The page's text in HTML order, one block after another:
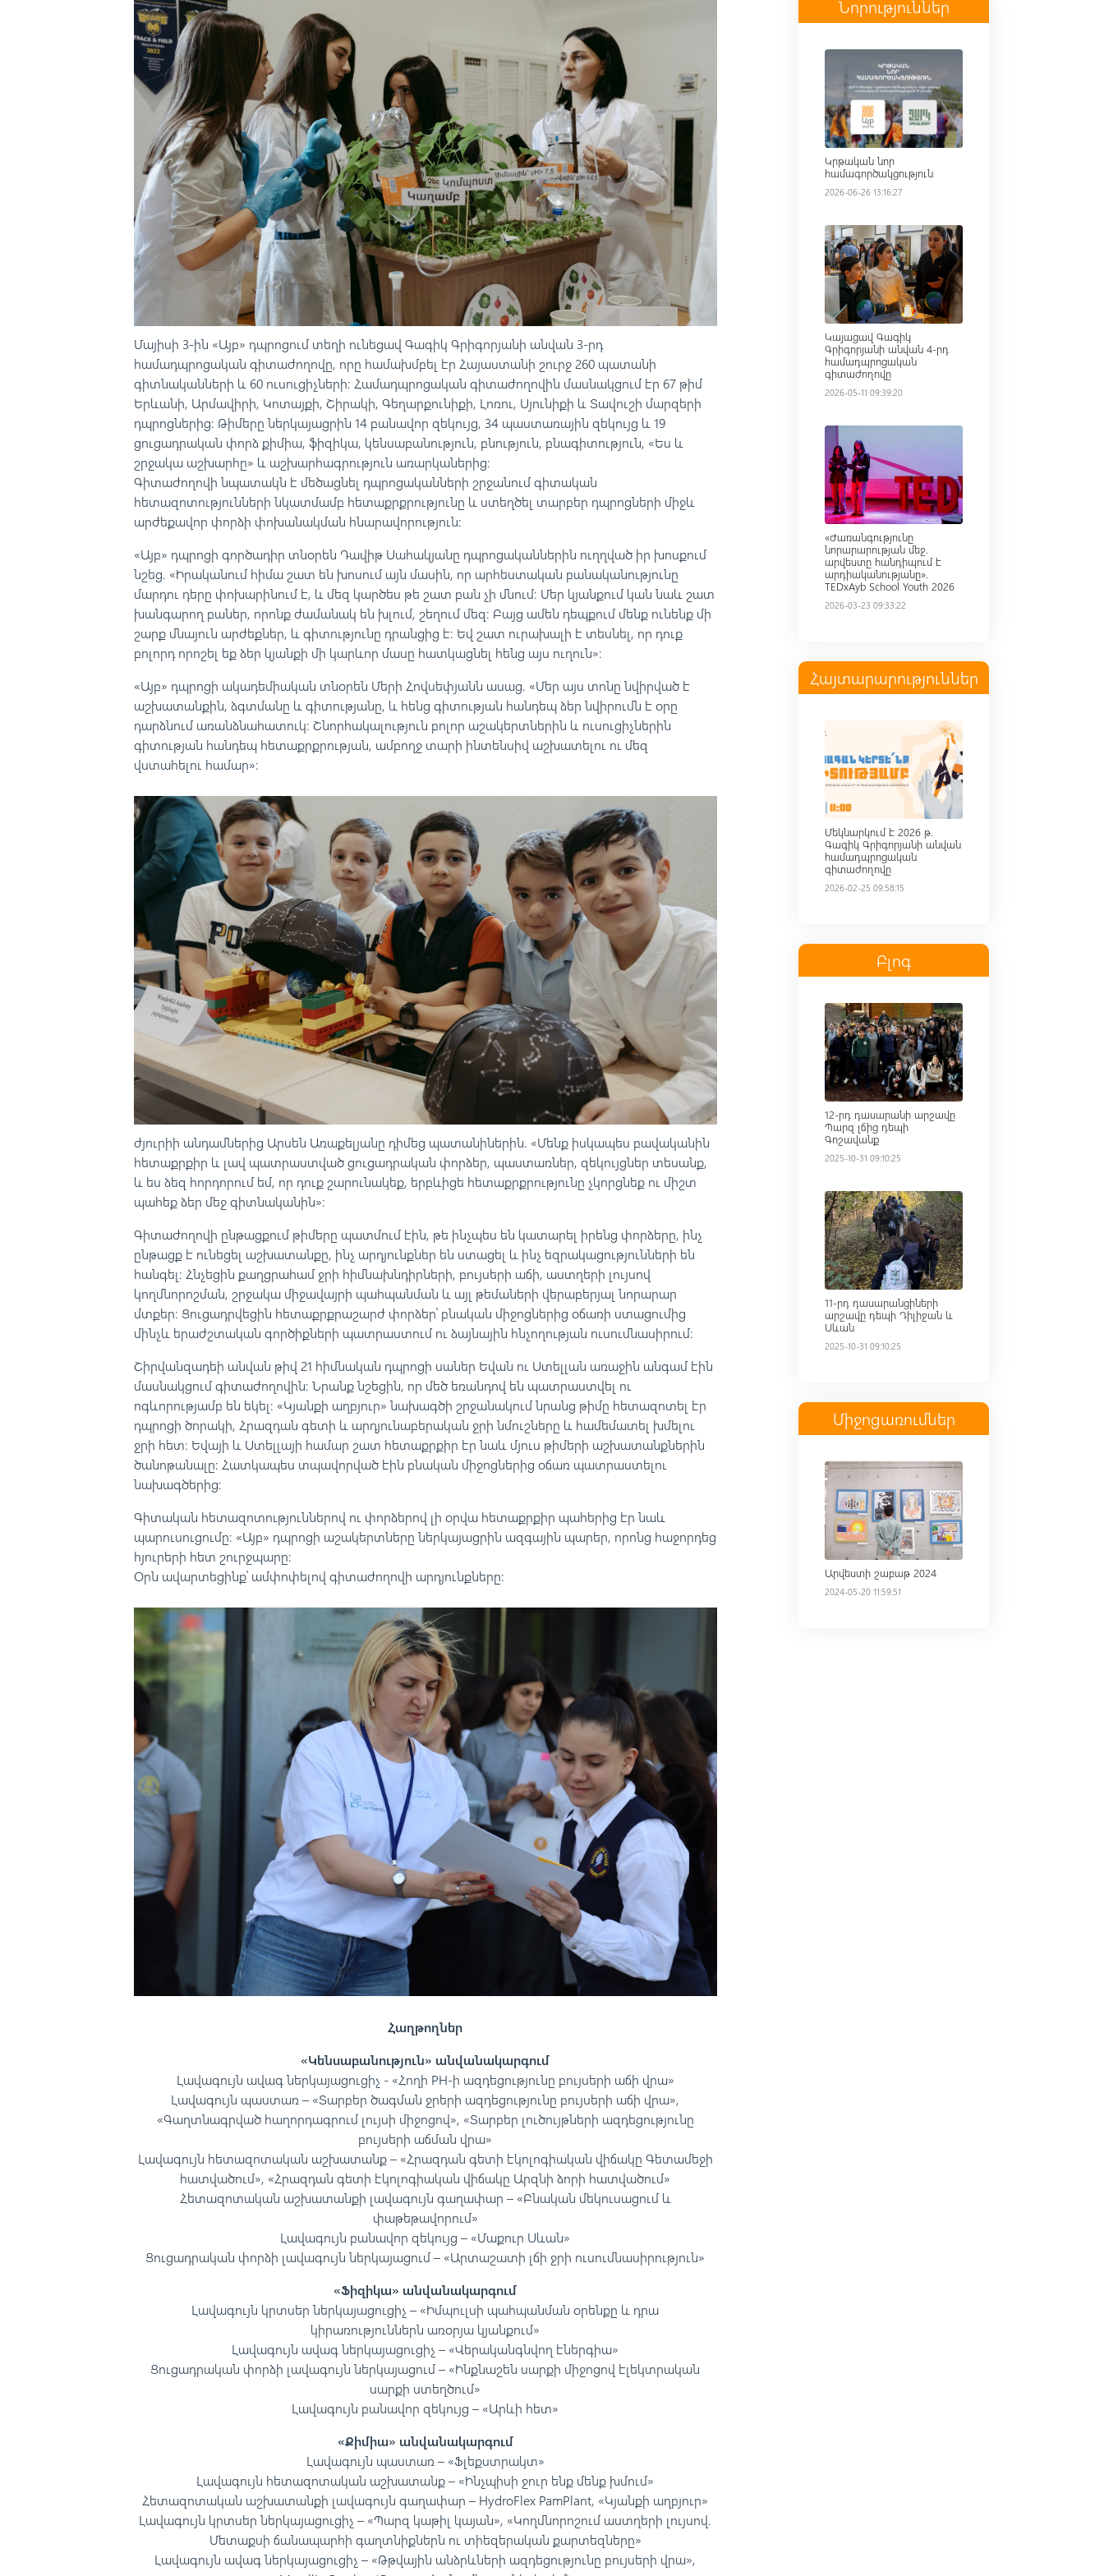
Մայիսի 3-ին «Այբ» դպրոցում տեղի ունեցավ Գագիկ Գրիգորյանի անվան 3-րդ
համադպրոցական գիտաժողովը, որը համախմբել էր Հայաստանի շուրջ 260 պատանի
գիտնականների և 60 ուսուցիչների։ Համադպրոցական գիտաժողովին մասնակցում էր 67 թիմ
Երևանի, Արմավիրի, Կոտայքի, Շիրակի, Գեղարքունիքի, Լոռու, Սյունիքի և Տավուշի մարզերի
դպրոցներից: Թիմերը ներկայացրին 14 բանավոր զեկույց, 34 պաստառային զեկույց և 19
ցուցադրական փորձ քիմիա, ֆիզիկա, կենսաբանություն, բնություն, բնագիտություն, «Ես և
շրջակա աշխարհը» և աշխարհագրություն առարկաներից:
Գիտաժողովի նպատակն է մեծացնել դպրոցականների շրջանում գիտական
հետազոտությունների նկատմամբ հետաքրքրությունը և ստեղծել տարբեր դպրոցների միջև
արժեքավոր փորձի փոխանակման հնարավորություն:
«Այբ» դպրոցի գործադիր տնօրեն Դավիթ Սահակյանը դպրոցականներին ուղղված իր խոսքում
նշեց. «Իրականում հիմա շատ են խոսում այն մասին, որ արհեստական բանականությունը
մարդու դերը փոխարինում է, և մեզ կարծես թե շատ բան չի մնում։ Մեր կյանքում կան նաև շատ
խանգարող բաներ, որոնք ժամանակ են խլում, շեղում մեզ։ Բայց ամեն դեպքում մենք ունենք մի
շարք մնայուն արժեքներ, և գիտությունը դրանցից է։ Եվ շատ ուրախալի է տեսնել, որ դուք
բոլորդ որոշել եք ձեր կյանքի մի կարևոր մասը հատկացնել հենց այս ուղուն»։
«Այբ» դպրոցի ակադեմիական տնօրեն Մերի Հովսեփյանն ասաց. «Մեր այս տոնը նվիրված է
աշխատանքին, ձգտմանը և գիտությանը, և հենց գիտության հանդեպ ձեր նվիրումն է օրը
դարձնում առանձնահատուկ։ Շնորհակալություն բոլոր աշակերտներին և ուսուցիչներին
գիտության հանդեպ հետաքրքրության, ամբողջ տարի ինտենսիվ աշխատելու ու մեզ
վստահելու համար»։
ժյուրիի անդամներից Արսեն Առաքելյանը դիմեց պատանիներին. «Մենք իսկապես բավականին
հետաքրքիր և լավ պատրաստված ցուցադրական փորձեր, պաստառներ, զեկույցներ տեսանք,
և ես ձեզ հորդորում եմ, որ դուք շարունակեք, երբևիցե հետաքրքրությունը չկորցնեք ու միշտ
պահեք ձեր մեջ գիտնականին»։
Գիտաժողովի ընթացքում թիմերը պատմում էին, թե ինչպես են կատարել իրենց փորձերը, ինչ
ընթացք է ունեցել աշխատանքը, ինչ արդյունքներ են ստացել և ինչ եզրակացությունների են
հանգել։ Հնչեցին քաղցրահամ ջրի հիմնախնդիրների, բույսերի աճի, աստղերի լույսով
կողմնորոշման, շրջակա միջավայրի պահպանման և այլ թեմաների վերաբերյալ նորարար
մտքեր։ Ցուցադրվեցին հետաքրքրաշարժ փորձեր՝ բնական միջոցներից օճառի ստացումից
մինչև երաժշտական գործիքների պատրաստում ու ձայնային հնչողության ուսումնասիրում։
Շիրվանզադեի անվան թիվ 21 հիմնական դպրոցի սաներ Եվան ու Ստելլան առաջին անգամ էին
մասնակցում գիտաժողովին։ Նրանք նշեցին, որ մեծ եռանդով են պատրաստվել ու
ոգևորությամբ են եկել։ «Կյանքի աղբյուր» նախագծի շրջանակում նրանց թիմը հետազոտել էր
դպրոցի ծորակի, Հրազդան գետի և արդյունաբերական ջրի նմուշները և համեմատել խմելու
ջրի հետ։ Եվայի և Ստելլայի համար շատ հետաքրքիր էր նաև մյուս թիմերի աշխատանքներին
ծանոթանալը: Հատկապես տպավորված էին բնական միջոցներից օճառ պատրաստելու
նախագծերից։
Գիտական հետազոտություններով ու փորձերով լի օրվա հետաքրքիր պահերից էր նաև
պարուսուցումը։ «Այբ» դպրոցի աշակերտները ներկայացրին ազգային պարեր, որոնց հաջորդեց
հյուրերի հետ շուրջպարը։
Օրն ավարտեցինք՝ ամփոփելով գիտաժողովի արդյունքները:
Հաղթողներ
«Կենսաբանություն» անվանակարգում
Լավագույն ավագ ներկայացուցիչ - «Հողի PH-ի ազդեցությունը բույսերի աճի վրա»
Լավագույն պաստառ – «Տարբեր ծագման ջրերի ազդեցությունը բույսերի աճի վրա»,
«Գաղտնագրված հաղորդագրում լույսի միջոցով», «Տարբեր լուծույթների ազդեցությունը
բույսերի աճման վրա»
Լավագույն հետազոտական աշխատանք – «Հրազդան գետի էկոլոգիական վիճակը Գետամեջի
հատվածում», «Հրազդան գետի էկոլոգիական վիճակը Արզնի ձորի հատվածում»
Հետազոտական աշխատանքի լավագույն գաղափար – «Բնական մեկուսացում և
փաթեթավորում»
Լավագույն բանավոր զեկույց – «Մաքուր Սևան»
Ցուցադրական փորձի լավագույն ներկայացում – «Արտաշատի լճի ջրի ուսումնասիրություն»
«Ֆիզիկա» անվանակարգում
Լավագույն կրտսեր ներկայացուցիչ – «Իմպուլսի պահպանման օրենքը և դրա
կիրառություններն առօրյա կյանքում»
Լավագույն ավագ ներկայացուցիչ – «Վերականգնվող էներգիա»
Ցուցադրական փորձի լավագույն ներկայացում – «Ինքնաշեն սարքի միջոցով էլեկտրական
սարքի ստեղծում»
Լավագույն բանավոր զեկույց – «Արևի հետ»
«Քիմիա» անվանակարգում
Լավագույն պաստառ – «Ֆլեքստրակտ»
Լավագույն հետազոտական աշխատանք – «Ինչպիսի ջուր ենք մենք խմում»
Հետազոտական աշխատանքի լավագույն գաղափար – HydroFlex PamPlant, «Կյանքի աղբյուր»
Լավագույն կրտսեր ներկայացուցիչ – «Պարզ կաթիլ կայան», «Կողմնորոշում աստղերի լույսով.
Մետաքսի ճանապարհի գաղտնիքներն ու տիեզերական քարտեզները»
Լավագույն ավագ ներկայացուցիչ – «Թթվային անձրևների ազդեցությունը բույսերի վրա»,
Նորություններ
Կրթական նոր
համագործակցություն
2026-06-26 13:16:27
Read more
Կայացավ Գագիկ
Գրիգորյանի անվան 4-րդ
համադպրոցական
գիտաժողովը
2026-05-11 09:39:20
Read more
«Ժառանգությունը
նորարարության մեջ.
արվեստը հանդիպում է
արդիականությանը».
TEDxAyb School Youth 2026
2026-03-23 09:33:22
Հայտարարություններ
Read more
Մեկնարկում է 2026 թ.
Գագիկ Գրիգորյանի անվան
համադպրոցական
գիտաժողովը
2026-02-25 09:58:15
Բլոգ
Read more
12-րդ դասարանի արշավը
Պարզ լճից դեպի
Գոշավանք
2025-10-31 09:10:25
Read more
11-րդ դասարանցիների
արշավը դեպի Դիլիջան և
Սևան
2025-10-31 09:10:25
Միջոցառումներ
Read more
Արվեստի շաբաթ 2024
2024-05-20 11:59:51